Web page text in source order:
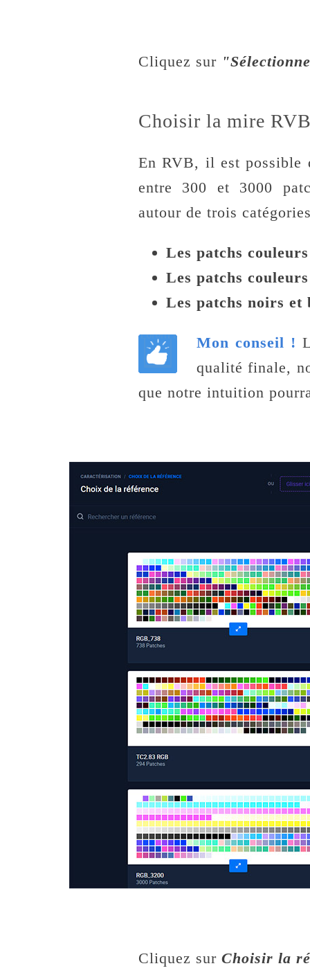
Cliquez sur
Choisir la mire
En RVB, il est possible
entre 300 et 3000
autour de trois
Les patchs
Les patchs
Les patchs noirs et
Mon conseil !
qualité finale,
que notre intuition
Cliquez sur Choisir la